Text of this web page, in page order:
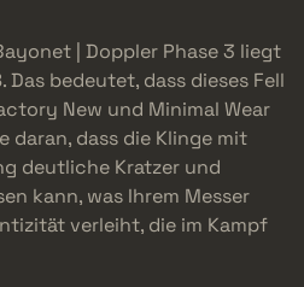
| Doppler Phase 3 liegt
bedeutet, dass dieses Fell
New und Minimal Wear
daran, dass die Klinge mit
deutliche Kratzer und
kann, was Ihrem Messer
verleiht, die im Kampf